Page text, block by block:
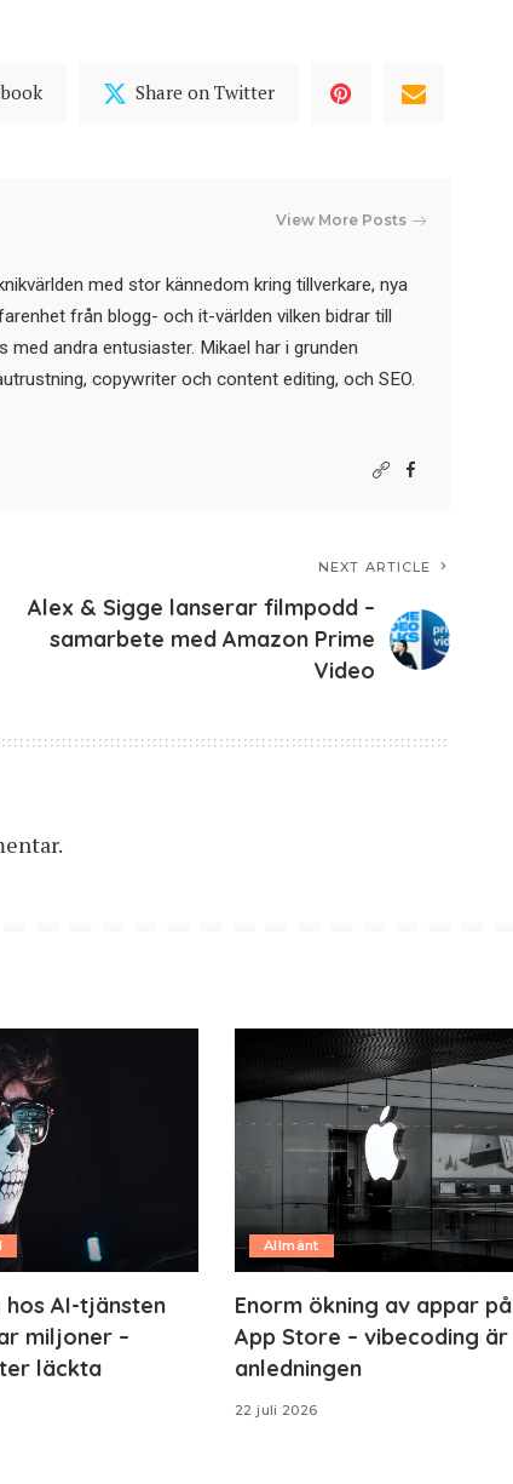
Share on Twitter
View More Posts
med stor kännedom kring tillverkare, nya
från blogg- och it-världen vilken bidrar till
andra entusiaster. Mikael har i grunden
copywriter och content editing, och SEO.
NEXT ARTICLE
Alex & Sigge lanserar filmpodd –
samarbete med Amazon Prime
Video
AI-tjänsten
miljoner –
läckta
Allmänt
Enorm ökning av appar på
App Store – vibecoding är
anledningen
22 juli 2026